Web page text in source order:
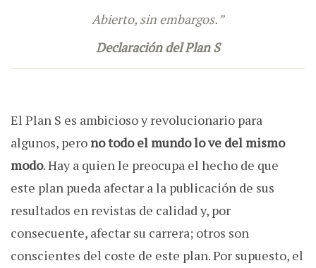
Abierto, sin embargos.”
Declaración del Plan S
El Plan S es ambicioso y revolucionario para
algunos, perono todo el mundo lo ve del mismo
modo. Hay a quien le preocupa el hecho de que
este plan pueda afectar a la publicación de sus
resultados en revistas de calidad y, por
consecuente, afectar su carrera; otros son
conscientes del coste de este plan. Por supuesto, el